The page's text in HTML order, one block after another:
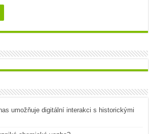
umožňuje digitální interakci s historickými